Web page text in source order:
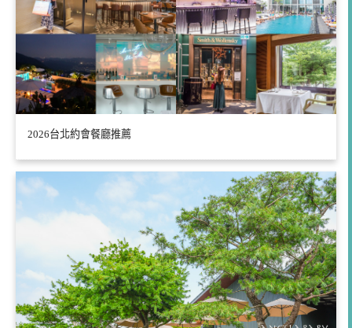
2026台北約會餐廳推薦